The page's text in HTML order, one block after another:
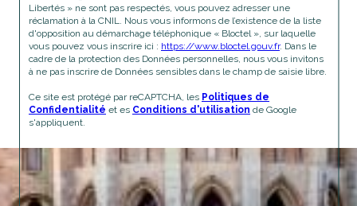
Libertés » ne sont pas respectés, vous pouvez adresser une
réclamation à la CNIL. Nous vous informons de l’existence de la liste
d'opposition au démarchage téléphonique « Bloctel », sur laquelle
vous pouvez vous inscrire ici : https://www.bloctel.gouv.fr. Dans le
cadre de la protection des Données personnelles, nous vous invitons
à ne pas inscrire de Données sensibles dans le champ de saisie libre.
Ce site est protégé par reCAPTCHA, les Politiques de
Confidentialité et es Conditions d'utilisation de Google
s'appliquent.